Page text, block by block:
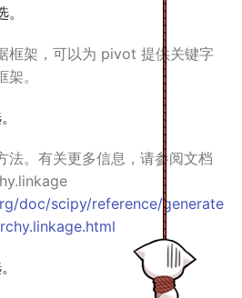
框架，可以为 pivot 提供关键字
。
法。有关更多信息，请参阅文档
doc/scipy/reference/generate